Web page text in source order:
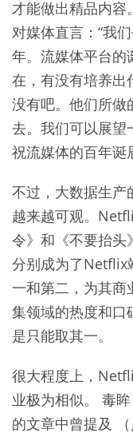
才能做出精品内容
对媒体直言：“我
年。流媒体平台的
在，有没有培养出
没有吧。他们所做
去。我们可以展望
祝流媒体的百年诞
不过，大数据生产
越来越可观。
令》和《不要抬头
分别成为了Netflix
一和第二，为其商
集领域的热度和
是只能取其一。
很大程度上，
业极为相似。 毒
的文章中曾提及